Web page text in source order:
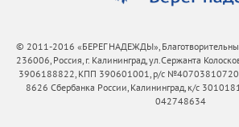
© 2011-2016 «БЕРЕГ НАДЕЖДЫ»,
236006, Россия, г. Калининград, ул.Сержанта
3906188822, КПП 390601001, р/с
8626 Сбербанка России, Калининград, к/с
042748634